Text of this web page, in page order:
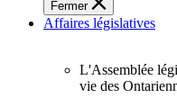
l'Assemblée
législative
l'Ontario.
Fermer
Affaires législatives
L'Assemblée
L'Assemblée
vie des